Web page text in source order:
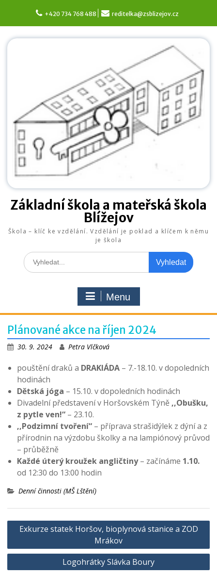
content
+420 734 768 488 reditelka@zsblizejov.cz
Základní škola a mateřská škola
Blížejov
Škola – klíč ke vzdělání. Vzdělání je poklad a klíčem k němu
je škola
Search
for:
Menu
Plánované akce na říjen 2024
30. 9. 2024 Petra Vlčková
pouštění draků a DRAKIÁDA – 7.-18.10. v dopoledních
hodinách
Dětská jóga – 15.10. v dopoledních hodinách
Divadelní představení v Horšovském Týně ,,Obušku,
z pytle ven!“ – 23.10.
,,Podzimní tvoření“ – příprava strašidýlek z dýní a z
přírodnin na výzdobu školky a na lampiónový průvod
– průběžně
Každé úterý kroužek angličtiny– začínáme 1.10.
od 12:30 do 13:00 hodin
Denní činnosti (MŠ Lštění)
Navigace
příspěvek
Exkurze statek Horšov, bioplynová stanice a ZOD
Mrákov
Logohrátky Slávka Boury